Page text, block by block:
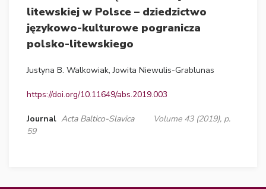
litewskiej w Polsce – dziedzictwo
językowo-kulturowe pogranicza
polsko-litewskiego
Justyna B. Walkowiak, Jowita Niewulis-Grablunas
https://doi.org/10.11649/abs.2019.003
Journal Acta Baltico-Slavica
Volume 43 (2019), p.
59